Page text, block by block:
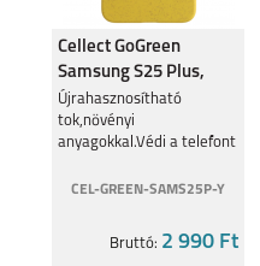
FLIP8
Cellect GoGreen
Samsung S25 Plus,
Citroms.
Újrahasznosítható
tok,növényi
anyagokkal.Védi a telefont
CEL-GREEN-SAMS25P-Y
Bruttó: 2 990 Ft